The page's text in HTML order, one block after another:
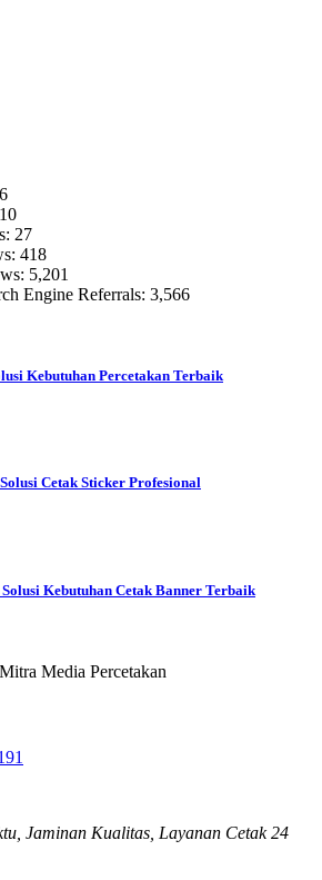
10
27
418
5,201
Engine Referrals: 3,566
Kebutuhan Percetakan Terbaik
Cetak Sticker Profesional
Kebutuhan Cetak Banner Terbaik
Jaminan Kualitas, Layanan Cetak 24